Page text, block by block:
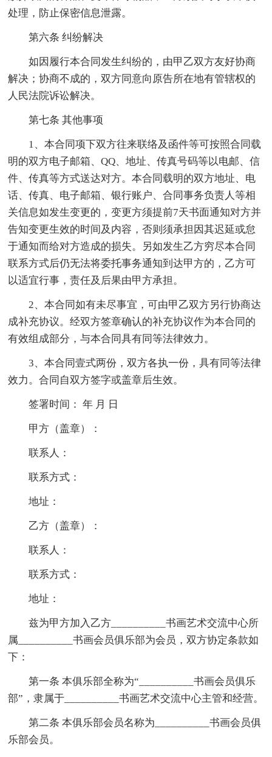
处理，防止保密信息泄露。
第六条 纠纷解决
如因履行本合同发生纠纷的，由甲乙双方友好协商
解决；协商不成的，双方同意向原告所在地有管辖权的
人民法院诉讼解决。
第七条 其他事项
1、本合同项下双方往来联络及函件等可按照合同载
明的双方电子邮箱、QQ、地址、传真号码等以电邮、信
件、传真等方式送达对方。本合同载明的双方地址、电
话、传真、电子邮箱、银行账户、合同事务负责人等相
关信息如发生变更的，变更方须提前7天书面通知对方并
告知变更生效的时间及内容，否则须承担因其迟延或怠
于通知而给对方造成的损失。另如发生乙方穷尽本合同
联系方式后仍无法将委托事务通知到达甲方的，乙方可
以适宜行事，责任及后果由甲方承担。
2、本合同如有未尽事宜，可由甲乙双方另行协商达
成补充协议。经双方签章确认的补充协议作为本合同的
有效组成部分，与本合同具有同等法律效力。
3、本合同壹式两份，双方各执一份，具有同等法律
效力。合同自双方签字或盖章后生效。
签署时间： 年 月 日
甲方（盖章）：
联系人：
联系方式：
地址：
乙方（盖章）：
联系人：
联系方式：
地址：
兹为甲方加入乙方__________书画艺术交流中心所
属__________书画会员俱乐部为会员，双方协定条款如
下：
第一条 本俱乐部全称为“__________书画会员俱乐
部”，隶属于__________书画艺术交流中心主管和经营。
第二条 本俱乐部会员名称为__________书画会员俱
乐部会员。